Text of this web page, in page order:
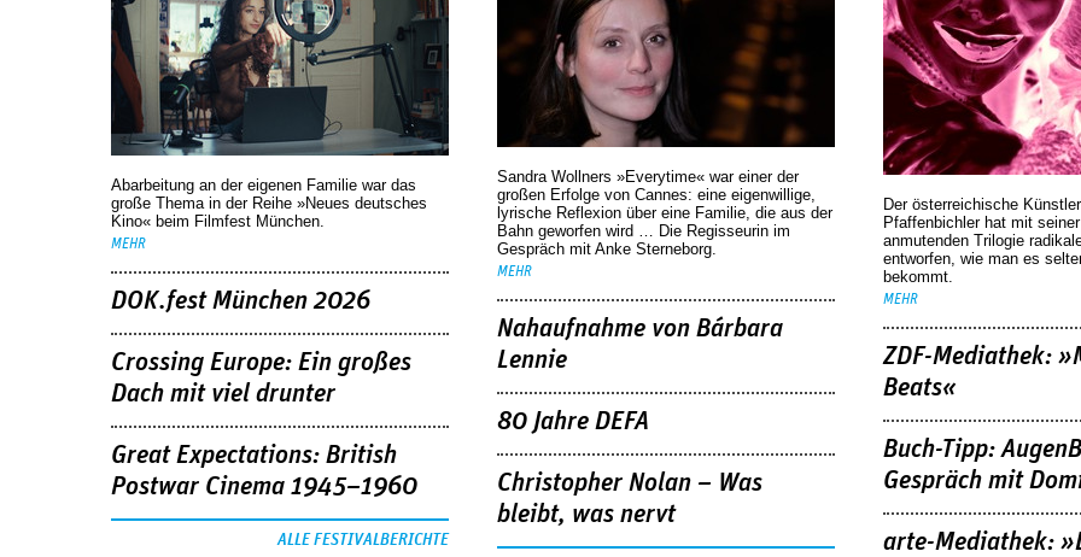
Abarbeitung an der eigenen Familie war das
große Thema in der Reihe »Neues deutsches
Kino« beim Filmfest München.
MEHR
DOK.fest München 2026
Crossing Europe: Ein großes
Dach mit viel drunter
Great Expectations: British
Postwar Cinema 1945–1960
ALLE FESTIVALBERICHTE
Sandra Wollners »Everytime« war einer der
großen Erfolge von Cannes: eine eigenwillige,
lyrische Reflexion über eine ­Familie, die aus der
Bahn geworfen wird … Die Regisseurin im
Gespräch mit Anke Sterneborg.
MEHR
Nahaufnahme von Bárbara
Lennie
80 Jahre DEFA
Christopher Nolan – Was
bleibt, was nervt
Der österreichische
Pfaffenbichler hat mit
anmutenden Trilogie
entworfen, wie man es
bekommt.
MEHR
ZDF-Mediathek:
Beats«
Buch-Tipp:
Gespräch mit
arte-Mediathek: